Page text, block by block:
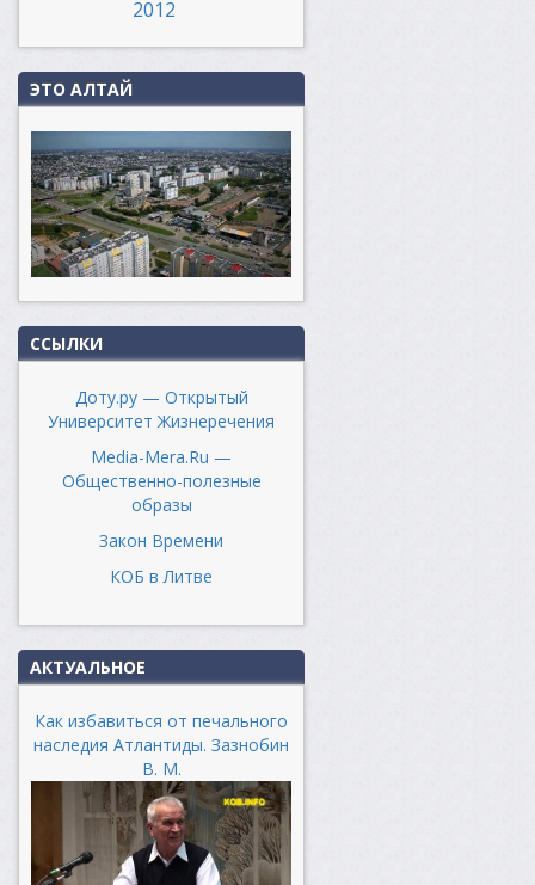
2012
ЭТО АЛТАЙ
ССЫЛКИ
Доту.ру — Открытый
Университет Жизнеречения
Media-Mera.Ru —
Общественно-полезные
образы
Закон Времени
КОБ в Литве
АКТУАЛЬНОЕ
Как избавиться от печального
наследия Атлантиды. Зазнобин
В. М.